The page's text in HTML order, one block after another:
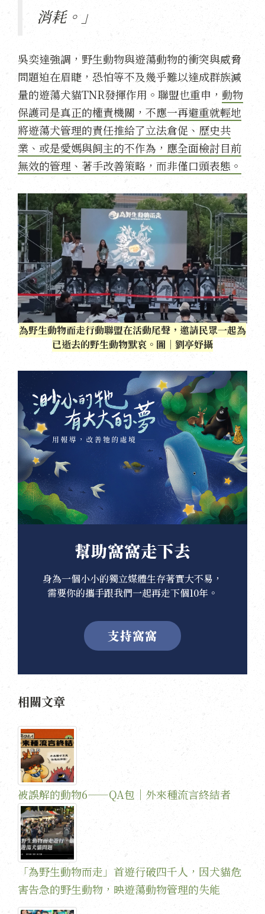
消耗。」
吳奕達強調，野生動物與遊蕩動物的衝突與威脅
問題迫在眉睫，恐怕等不及幾乎難以達成群族減
量的遊蕩犬貓TNR發揮作用。聯盟也重申， 動物
保護司是真正的權責機關，不應一再避重就輕地
將遊蕩犬管理的責任推給了立法倉促、歷史共
業、或是愛媽與飼主的不作為，應全面檢討目前
無效的管理、著手改善策略，而非僅口頭表態。
為野生動物而走行動聯盟在活動尾聲，邀請民眾一起為
已逝去的野生動物默哀。圖｜劉亭妤攝
幫助窩窩走下去
身為一個小小的獨立媒體生存著實大不易，
需要你的攜手跟我們一起再走下個10年。
支持窩窩
相關文章
被誤解的動物6——QA包｜外來種流言終結者
「為野生動物而走」首遊行破四千人，因犬貓危
害告急的野生動物，映遊蕩動物管理的失能